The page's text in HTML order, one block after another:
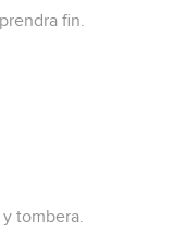
fin.
tombera.